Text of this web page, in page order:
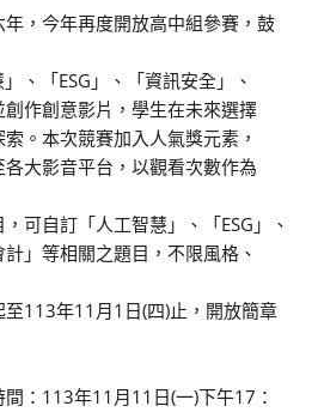
，今年再度開放高中組參賽，鼓
、「ESG」、「資訊安全」、
創作創意影片，學生在未來選擇
。本次競賽加入人氣獎元素，
大影音平台，以觀看次數作為
可自訂「人工智慧」、「ESG」、
計」等相關之題目，不限風格、
113年11月1日(四)止，開放簡章
：113年11月11日(一)下午17：